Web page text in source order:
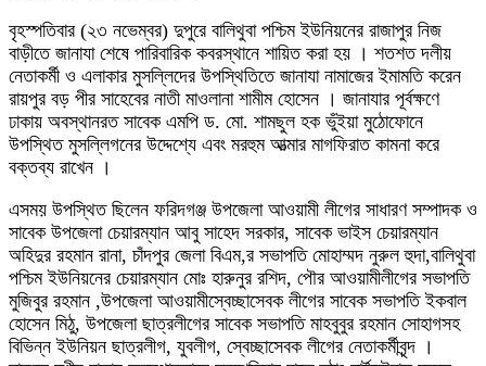
বৃহস্পতিবার (২৩ নভেম্বর) দুপুরে বালিথুবা পশ্চিম ইউনিয়নের রাজাপুর নিজ
বাড়ীতে জানাযা শেষে পারিবারিক কবরস্থানে শায়িত করা হয় । শতশত দলীয়
নেতাকর্মী ও এলাকার মুসল্লিদের উপস্থিতিতে জানাযা নামাজের ইমামতি করেন
রায়পুর বড় পীর সাহেবের নাতী মাওলানা শামীম হোসেন । জানাযার পূর্বক্ষণে
ঢাকায় অবস্থানরত সাবেক এমপি ড. মো. শামছুল হক ভুঁইয়া মুঠোফোনে
উপস্থিত মুসল্লিগনের উদ্দেশ্যে এবং মরহুম আত্মার মাগফিরাত কামনা করে
বক্তব্য রাখেন ।
এসময় উপস্থিত ছিলেন ফরিদগঞ্জ উপজেলা আওয়ামী লীগের সাধারণ সম্পাদক ও
সাবেক উপজেলা চেয়ারম্যান আবু সাহেদ সরকার, সাবেক ভাইস চেয়ারম্যান
অহিদুর রহমান রানা, চাঁদপুর জেলা বিএম,র সভাপতি মোহাম্মদ নুরুল হুদা,বালিথুবা
পশ্চিম ইউনিয়নের চেয়ারম্যান মোঃ হারুনুর রশিদ, পৌর আওয়ামীলীগের সভাপতি
মুজিবুর রহমান ,উপজেলা আওয়ামীস্বেচ্ছাসেবক লীগের সাবেক সভাপতি ইকবাল
হোসেন মিঠু, উপজেলা ছাত্রলীগের সাবেক সভাপতি মাহবুবুর রহমান সোহাগসহ
বিভিন্ন ইউনিয়ন ছাত্রলীগ, যুবলীগ, স্বেচ্ছাসেবক লীগের নেতাকর্মীবৃন্দ ।